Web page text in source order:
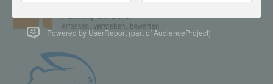
Powered by UserReport (part of AudienceProject)